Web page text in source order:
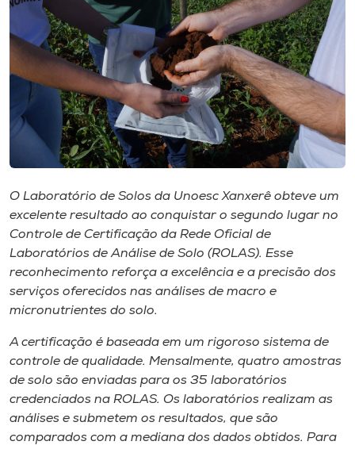
Diplomados
Cultura
CPA
Biblioteca
Editora
Rádio
Museu
Unoesc
Store
o idioma
O Laboratório de Solos da Unoesc Xanxerê obteve um
excelente resultado ao conquistar o segundo lugar no
Controle de Certificação da Rede Oficial de
Laboratórios de Análise de Solo (ROLAS). Esse
reconhecimento reforça a excelência e a precisão dos
serviços oferecidos nas análises de macro e
micronutrientes do solo.
A certificação é baseada em um rigoroso sistema de
controle de qualidade. Mensalmente, quatro amostras
de solo são enviadas para os 35 laboratórios
credenciados na ROLAS. Os laboratórios realizam as
análises e submetem os resultados, que são
comparados com a mediana dos dados obtidos. Para